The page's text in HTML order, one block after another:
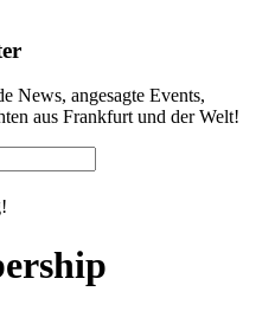
News, angesagte Events,
aus Frankfurt und der Welt!